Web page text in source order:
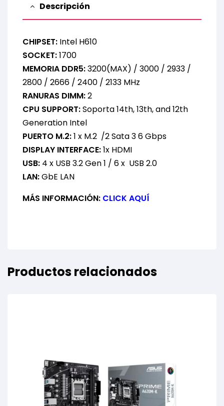
Descripción
CHIPSET: Intel H610
SOCKET:1700
MEMORIA DDR5:3200(MAX) / 3000 / 2933 /
2800 / 2666 / 2400 / 2133 MHz
RANURAS DIMM:2
CPU SUPPORT:Soporta 14th, 13th, and 12th
Generation Intel
PUERTO M.2:1 x M.2 /2 Sata 3 6 Gbps
DISPLAY INTERFACE:1x HDMI
USB: 4 x USB 3.2 Gen 1 / 6 x USB 2.0
LAN:GbE LAN
MÁS INFORMACIÓN: CLICK AQUÍ
Productos relacionados